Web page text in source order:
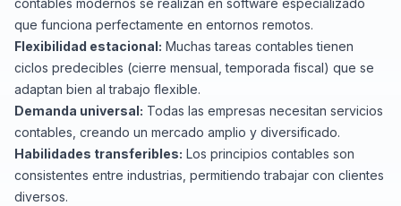
contables modernos se realizan en software especializado
que funciona perfectamente en entornos remotos.
Flexibilidad estacional: Muchas tareas contables tienen
ciclos predecibles (cierre mensual, temporada fiscal) que se
adaptan bien al trabajo flexible.
Demanda universal: Todas las empresas necesitan servicios
contables, creando un mercado amplio y diversificado.
Habilidades transferibles: Los principios contables son
consistentes entre industrias, permitiendo trabajar con clientes
diversos.